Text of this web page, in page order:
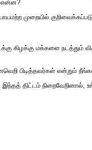
என்ன?
முறையில்
கிழக்கு மக்களை நடத்தும்
என்றும்
திட்டம் நிறைவேறினால்,